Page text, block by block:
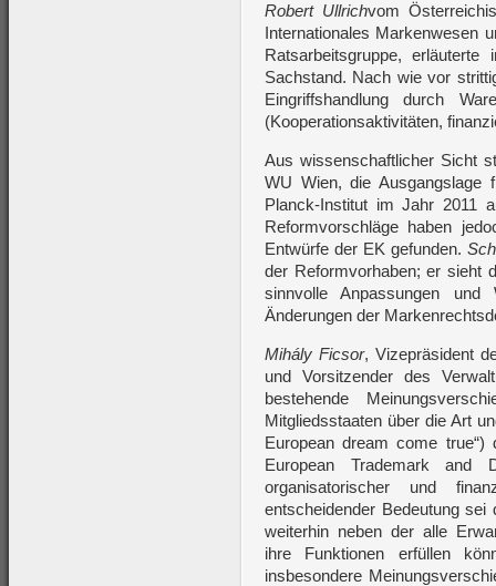
Robert Ullrichvom
Internationales Markenwesen
Ratsarbeitsgruppe,
Sachstand. Nach wie vor
Eingriffshandlung durch
(Kooperationsaktivitäten,
Aus wissenschaftlicher Sicht
WU Wien, die
Planck-Institut im Jahr 2011
Reformvorschläge haben
Entwürfe der EK gefunden.
der Reformvorhaben; er sieht
sinnvolle Anpassungen und
Änderungen der
Mihály Ficsor, Vizepräsident
und Vorsitzender des
bestehende
Mitgliedsstaaten über die Art
European dream come
European Trademark and
organisatorischer und
entscheidender Bedeutung
weiterhin neben der alle
ihre Funktionen erfüllen
insbesondere